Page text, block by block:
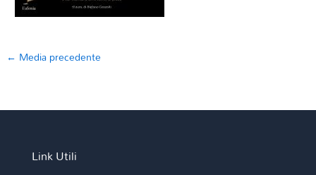
← Media precedente
Link Utili